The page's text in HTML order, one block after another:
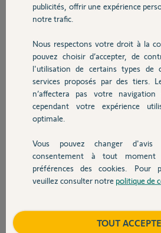
Domotique
Chauffage
Autres produits
Devis avec un pro
Contact
en fait je reçois aléatoirement les messages.
Ce matin pas de message quand mon enfant
bien eu l'information de son retour.
mais cela ne fonctionne pas à chaque fois.
Est-ce fiable?
D'autre part ce matin j'étais déjà à 10km et
pas D. il y a plus de 6 ans
Bonjour Pas,
La distance entre le badge et le Link sera
publicités, offrir une expérience
notre trafic.
Nous respectons votre droit à la
pouvez choisir d’accepter, de
l'utilisation de certains types de
services proposés par des tiers.
n’affectera pas votre
cependant votre expérience
optimale.
Vous pouvez changer
consentement à tout
préférences des cookies. Pour
veuillez consulter notre politique de
TOUT